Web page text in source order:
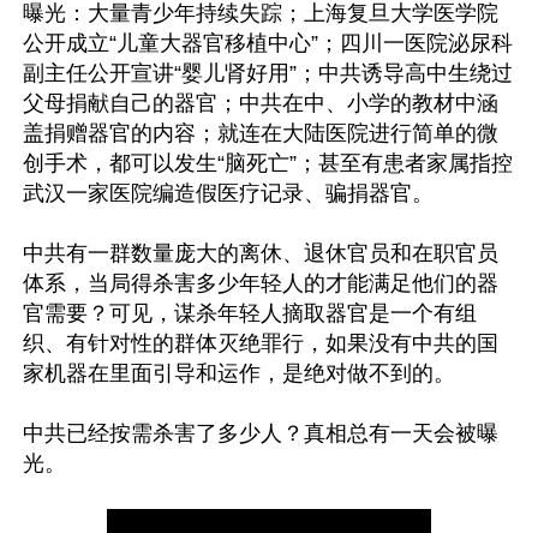
曝光：大量青少年持续失踪；上海复旦大学医学院
公开成立“儿童大器官移植中心”；四川一医院泌尿科
副主任公开宣讲“婴儿肾好用”；中共诱导高中生绕过
父母捐献自己的器官；中共在中、小学的教材中涵
盖捐赠器官的内容；就连在大陆医院进行简单的微
创手术，都可以发生“脑死亡”；甚至有患者家属指控
武汉一家医院编造假医疗记录、骗捐器官。
中共有一群数量庞大的离休、退休官员和在职官员
体系，当局得杀害多少年轻人的才能满足他们的器
官需要？可见，谋杀年轻人摘取器官是一个有组
织、有针对性的群体灭绝罪行，如果没有中共的国
家机器在里面引导和运作，是绝对做不到的。
中共已经按需杀害了多少人？真相总有一天会被曝